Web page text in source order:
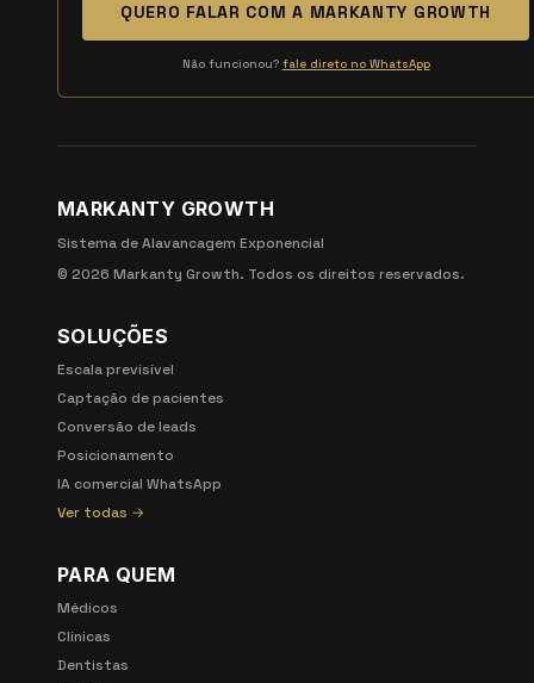
QUERO FALAR COM A MARKANTY GROWTH
Não funcionou? fale direto no WhatsApp
MARKANTY GROWTH
Sistema de Alavancagem Exponencial
© 2026 Markanty Growth. Todos os direitos reservados.
SOLUÇÕES
Escala previsível
Captação de pacientes
Conversão de leads
Posicionamento
IA comercial WhatsApp
Ver todas →
PARA QUEM
Médicos
Clínicas
Dentistas